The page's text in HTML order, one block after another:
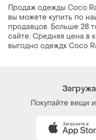
Продаж одежды Coco
вы можете купить по
продавцов. Больше 28
сайте. Средняя цена в
выгодно одеждк Coco
Покупайте вещи